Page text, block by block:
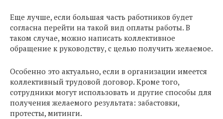
Еще лучше, если большая часть работников будет
согласна перейти на такой вид оплаты работы. В
таком случае, можно написать коллективное
обращение к руководству, с целью получить желаемое.
Особенно это актуально, если в организации имеется
коллективный трудовой договор. Кроме того,
сотрудники могут использовать и другие способы для
получения желаемого результата: забастовки,
протесты, митинги.